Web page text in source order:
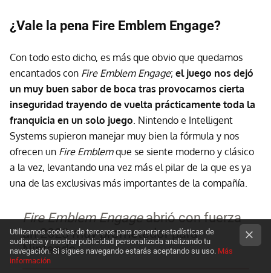
¿Vale la pena Fire Emblem Engage?
Con todo esto dicho, es más que obvio que quedamos
encantados con Fire Emblem Engage; el juego nos dejó
un muy buen sabor de boca tras provocarnos cierta
inseguridad trayendo de vuelta prácticamente toda la
franquicia en un solo juego . Nintendo e Intelligent
Systems supieron manejar muy bien la fórmula y nos
ofrecen un Fire Emblemque se siente moderno y clásico
a la vez, levantando una vez más el pilar de la que es ya
una de las exclusivas más importantes de la compañía.
Fire Emblem Engageabrió con fuerza
un 2023 muy prometedor para
Nintendo
Utilizamos cookies de terceros para generar estadísticas de
audiencia y mostrar publicidad personalizada analizando tu
navegación. Si sigues navegando estarás aceptando su uso. Más
información